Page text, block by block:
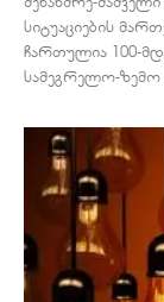
სიტუაციების
ჩართულია 100-
სამეგრელო-ზემო